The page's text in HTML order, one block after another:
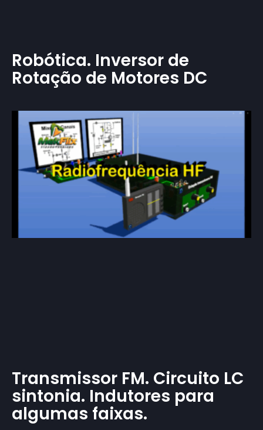
Robótica. Inversor de
Rotação de Motores DC
Transmissor FM. Circuito LC
sintonia. Indutores para
algumas faixas.